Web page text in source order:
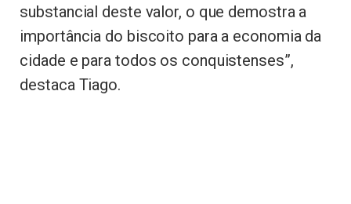
substancial deste valor, o que demostra a
importância do biscoito para a economia da
cidade e para todos os conquistenses”,
destaca Tiago.